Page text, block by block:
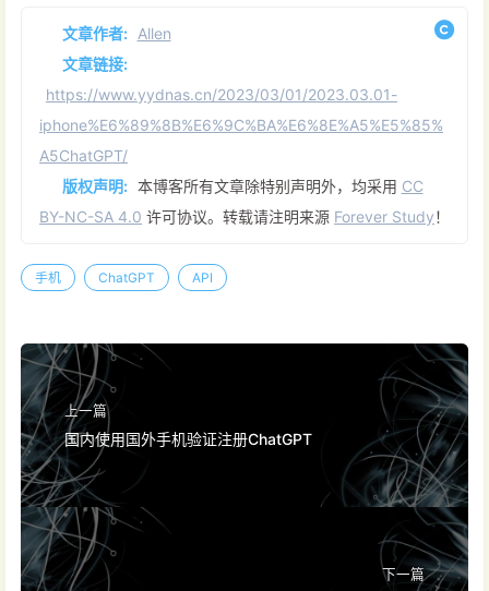
文章作者: Allen
文章链接:
https://www.yydnas.cn/2023/03/01/2023.03.01-
iphone%E6%89%8B%E6%9C%BA%E6%8E%A5%E5%85%
A5ChatGPT/
版权声明: 本博客所有文章除特别声明外，均采用 CC
BY-NC-SA 4.0 许可协议。转载请注明来源 Forever Study！
手机 ChatGPT API
上一篇
国内使用国外手机验证注册ChatGPT
下一篇